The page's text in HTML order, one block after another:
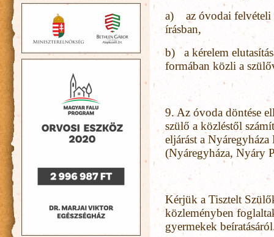
a) az óvodai felvételi
írásban,
b) a kérelem
formában közli a
9. Az óvoda döntése
szülő a közléstől
eljárást a
(Nyáregyháza, Nyáry
Kérjük a Tisztelt
közleményben
gyermekek